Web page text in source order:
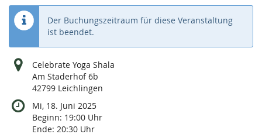
Der Buchungszeitraum für diese Veranstaltung
ist beendet.
Celebrate Yoga Shala
Am Staderhof 6b
42799 Leichlingen
Mi, 18. Juni 2025
Beginn: 19:00 Uhr
Ende: 20:30 Uhr